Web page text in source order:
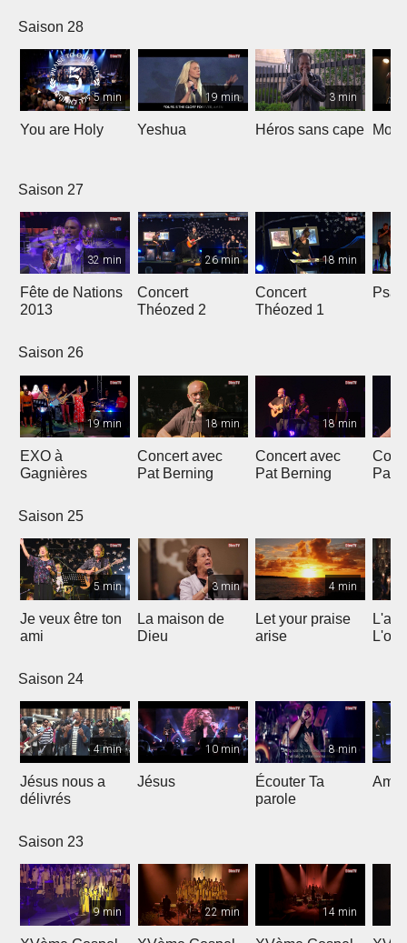
Saison 28
5 min
You are Holy
19 min
Yeshua
3 min
Héros sans cape Moi
Saison 27
32 min
Fête de Nations
2013
26 min
Concert
Théozed 2
18 min
Concert
Théozed 1
Saison 26
19 min
EXO à
Gagnières
18 min
Concert avec
Pat Berning
18 min
Concert avec
Pat Berning
Pat
Saison 25
5 min
Je veux être ton
ami
3 min
La maison de
Dieu
4 min
Let your praise
arise
Saison 24
4 min
Jésus nous a
délivrés
10 min
Jésus
8 min
Écouter Ta
parole
Ami
Saison 23
9 min 22 min 14 min